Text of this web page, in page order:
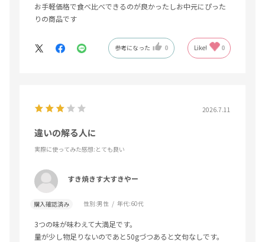
お手軽価格で食べ比べできるのが良かったしお中元にぴった
りの商品です
参考になった 0 Like! 0
2026.7.11
違いの解る人に
実際に使ってみた感想:とても良い
すき焼きす大すきやー
購入確認済み 性別:男性 年代:60代
3つの味が味わえて大満足です。
量が少し物足りないのであと50gづつあると文句なしです。